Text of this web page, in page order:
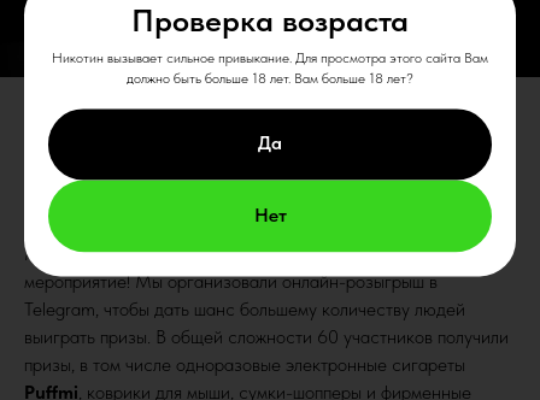
Проверка возраста
Никотин вызывает сильное привыкание. Для просмотра этого сайта Вам
должно быть больше 18 лет. Вам больше 18 лет?
Да
Нет
Мы так же не забыли про тех, кто не смог прийти на
мероприятие! Мы организовали онлайн-розыгрыш в
Telegram, чтобы дать шанс большему количеству людей
выиграть призы. В общей сложности 60 участников получили
призы, в том числе одноразовые электронные сигареты
Puffmi, коврики для мыши, сумки-шопперы и фирменные